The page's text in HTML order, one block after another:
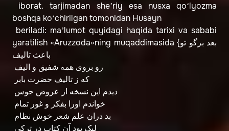
iborat. tarjimadan she’riy esa nusxa qo‘lyozma
boshqa ko‘chirilgan tomonidan Husayn
beriladi: ma’lumot quyidagi haqida tarixi va sababi
yaratilish «Aruzzoda»ning muqaddimasida {بعد برگو تو